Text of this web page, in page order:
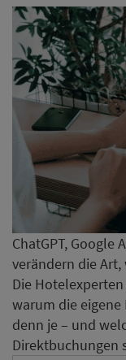
ChatGPT, Google
verändern die
Die
warum die
denn je – und
Direktbuchungen